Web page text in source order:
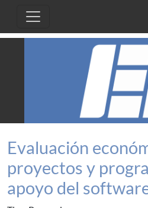
Evaluación
proyectos y
apoyo del